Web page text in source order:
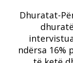
Dhuratat-
ndërsa 16%